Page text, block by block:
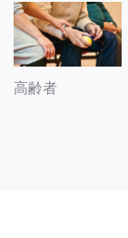
高齢者